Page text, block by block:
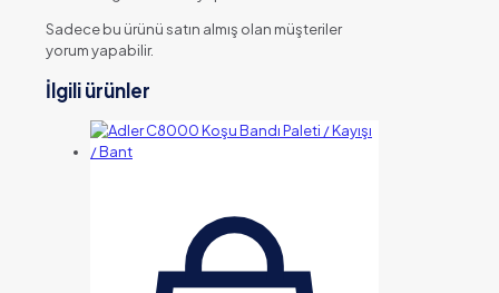
Sadece bu ürünü satın almış olan müşteriler
yorum yapabilir.
İlgili ürünler